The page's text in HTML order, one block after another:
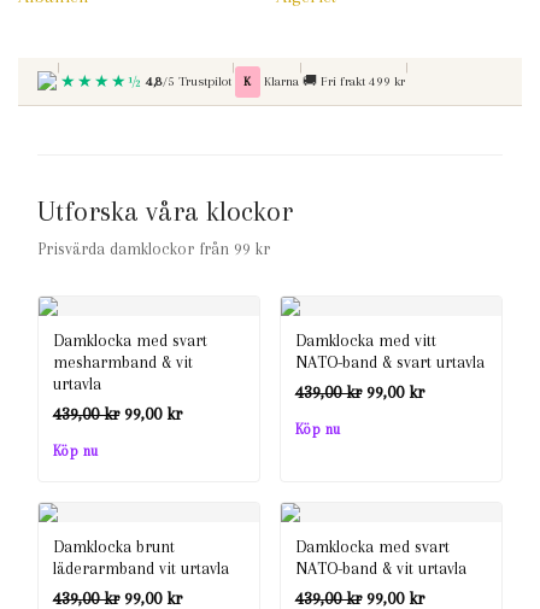
|
★★★★½ 4,8/5 Trustpilot
|
K
Betala med
Klarna
|
🚚 Fri frakt vid kop over
Fri frakt 499 kr
|
Utforska våra klockor
Prisvärda damklockor från 99 kr
Damklocka med svart
mesharmband & vit
urtavla
439,00kr Det
439,00 kr.
99,00 krDet
Köp nu
Damklocka med vitt
NATO-band & svart urtavla
439,00kr Det
99,00 krDet
Köp nu
Damklocka brunt
läderarmband vit urtavla
439,00kr Det
99,00 krDet
Damklocka med svart
NATO-band & vit urtavla
439,00kr Det
99,00 krDet